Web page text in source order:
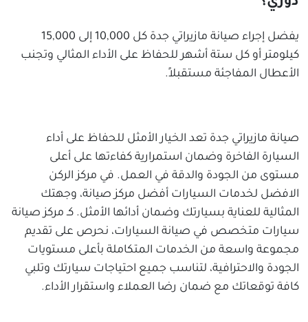
يفضل إجراء صيانة مازيراتي جدة كل 10,000 إلى 15,000
كيلومتر أو كل ستة أشهر للحفاظ على الأداء المثالي وتجنب
الأعطال المفاجئة مستقبلاً.
صيانة مازيراتي جدة تعد الخيار الأمثل للحفاظ على أداء
السيارة الفاخرة وضمان استمرارية كفاءتها على أعلى
مستوى من الجودة والدقة في العمل. في مركز الركن
الافضل لخدمات السيارات أفضل مركز صيانة، وجهتك
المثالية للعناية بسيارتك وضمان أدائها الأمثل. كـ مركز صيانة
سيارات متخصص في صيانة السيارات، نحرص على تقديم
مجموعة واسعة من الخدمات المتكاملة بأعلى مستويات
الجودة والاحترافية، لتناسب جميع احتياجات سيارتك وتلبي
كافة توقعاتك مع ضمان رضا العملاء واستقرار الأداء.